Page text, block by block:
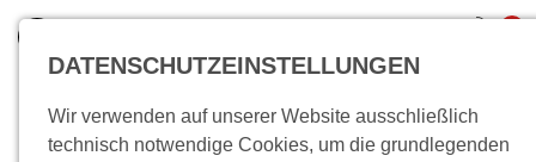
Bücher/E-Books
DATENSCHUTZEINSTELLUNGEN
Wir verwenden auf unserer Website ausschließlich
technisch notwendige Cookies, um die grundlegenden